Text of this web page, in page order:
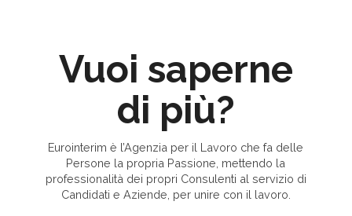
Vuoi saperne
di più?
Eurointerim è l’Agenzia per il Lavoro che fa delle
Persone la propria Passione, mettendo la
professionalità dei propri Consulenti al servizio di
Candidati e Aziende, per unire con il lavoro.